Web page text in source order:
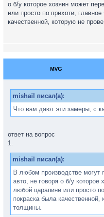
о б/у которое хозяин может
или просто по прихоти,
качественной, которую не
MVG
mishail писал(а):
Что вам дают эти замеры, с
ответ на вопрос
1.
mishail писал(а):
В любом производстве могут
авто, не говоря о б/у которое
любой царапине или просто
покраска была
толщины.